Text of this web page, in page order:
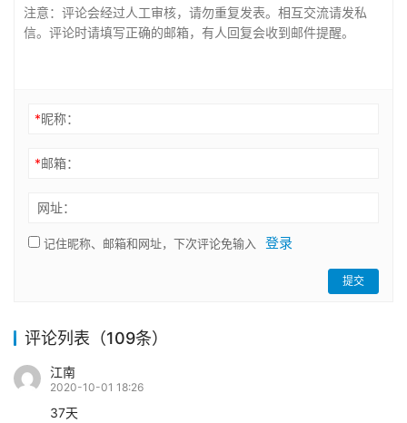
*昵称：
*邮箱：
网址：
记住昵称、邮箱和网址，下次评论免输入 登录
提交
评论列表（109条）
江南
2020-10-01 18:26
37天